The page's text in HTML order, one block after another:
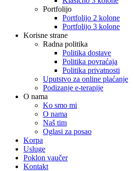
Portfolijo
Portfolijo 2 kolone
Portfolijo 3 kolone
Korisne strane
Radna politika
Politika dostave
Politika povraćaja
Politika privatnosti
Uputstvo za online plaćanje
Podizanje e-terapije
O nama
Ko smo mi
O nama
Naš tim
Oglasi za posao
Korpa
Usluge
Poklon vaučer
Kontakt